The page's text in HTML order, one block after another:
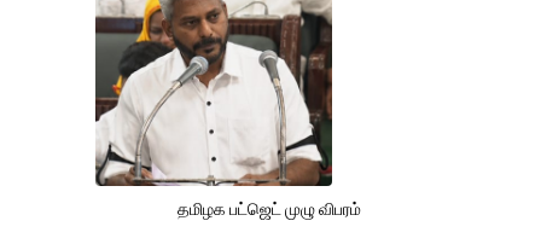
தமிழக பட்ஜெட் முழு விபரம்